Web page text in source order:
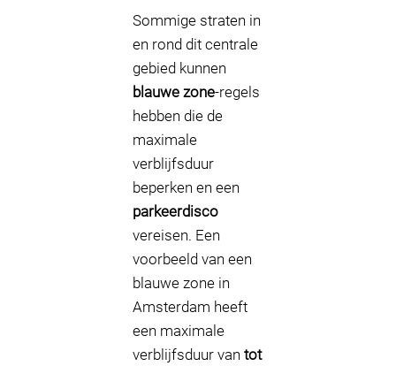
Sommige straten in
en rond dit centrale
gebied kunnen
blauwe zone-regels
hebben die de
maximale
verblijfsduur
beperken en een
parkeerdisco
vereisen. Een
voorbeeld van een
blauwe zone in
Amsterdam heeft
een maximale
verblijfsduur van tot